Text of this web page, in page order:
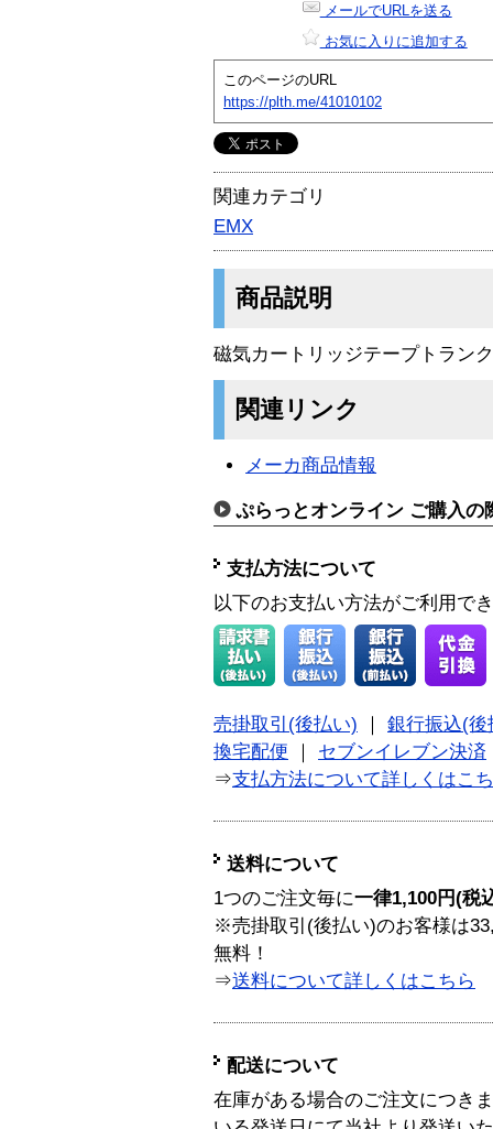
メールでURLを送る
お気に入りに追加する
このページのURL
https://plth.me/41010102
関連カテゴリ
EMX
商品説明
磁気カートリッジテープトラン
関連リンク
メーカ商品情報
ぷらっとオンライン ご購入の
支払方法について
以下のお支払い方法がご利用で
売掛取引(後払い)
銀行振込(後
換宅配便
セブンイレブン決済
⇒支払方法について詳しくはこ
送料について
1つのご注文毎に一律1,100円(税
※売掛取引(後払い)のお客様は
無料！
⇒送料について詳しくはこちら
配送について
在庫がある場合のご注文につき